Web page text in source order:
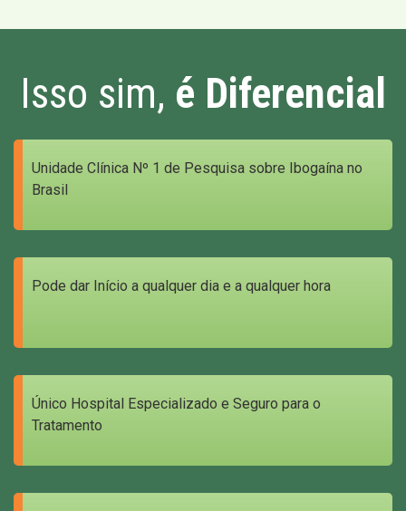
Isso sim, é Diferencial
Unidade Clínica Nº 1 de Pesquisa sobre Ibogaína no
Brasil
Pode dar Início a qualquer dia e a qualquer hora
Único Hospital Especializado e Seguro para o
Tratamento